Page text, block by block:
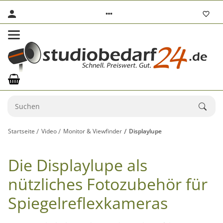
Startseite Video Monitor & Viewfinder Displaylupe
Die Displaylupe als
nützliches Fotozubehör für
Spiegelreflexkameras